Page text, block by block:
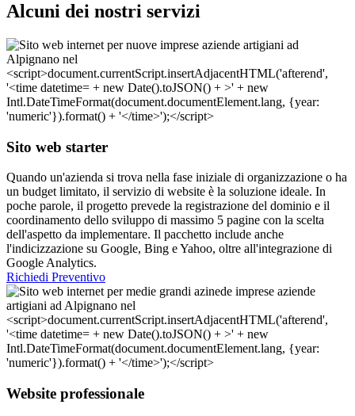
Alcuni dei nostri servizi
Sito web starter
Quando un'azienda si trova nella fase iniziale di organizzazione o ha
un budget limitato, il servizio di website è la soluzione ideale. In
poche parole, il progetto prevede la registrazione del dominio e il
coordinamento dello sviluppo di massimo 5 pagine con la scelta
dell'aspetto da implementare. Il pacchetto include anche
l'indicizzazione su Google, Bing e Yahoo, oltre all'integrazione di
Google Analytics.
Richiedi Preventivo
Website professionale